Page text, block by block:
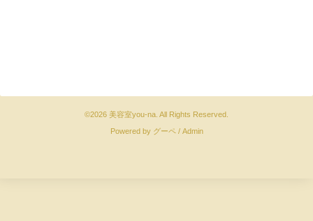
©2026 美容室you-na . All Rights Reserved.
Powered by グーペ/ Admin